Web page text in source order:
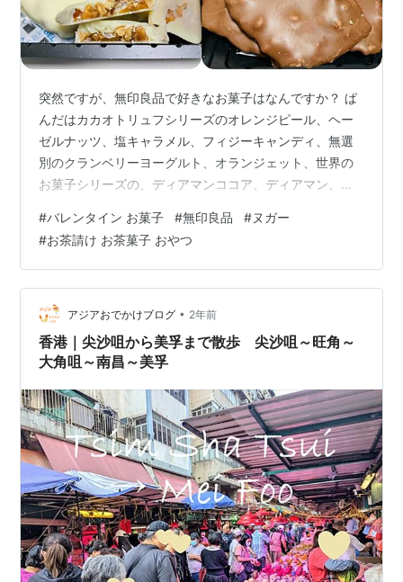
突然ですが、無印良品で好きなお菓子はなんですか？ ぱ
んだはカカオトリュフシリーズのオレンジピール、ヘー
ゼルナッツ、塩キャラメル、フィジーキャンディ、無選
別のクランベリーヨーグルト、オランジェット、世界の
お菓子シリーズの、ディアマンココア、ディアマン、チ
クッキーやウェハースなど好きなお菓子がたくさんあり
ます。 今回無印へ足を運び、ちょっと高級感漂うお菓子
があったので、買ってきました。 その名は「ヌガティー
ヌショコラヘーゼルナッツ」「ヌガティーヌショコラア
ーモンド」の2種類です。 世界のお菓子シリーズの棚で
箱に入っておかれていた時点でもう高級感があ…
#バレンタイン お菓子 #無印良品 #ヌガー
#お茶請け お茶菓子 おやつ
アジアおでかけブログ • 2年前
香港｜尖沙咀から美孚まで散歩 尖沙咀～旺角～
大角咀～南昌～美孚